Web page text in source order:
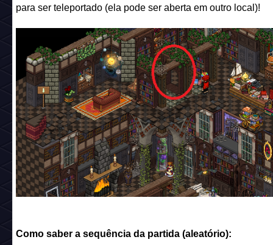
para ser teleportado (ela pode ser aberta em outro local)!
Como saber a sequência da partida (aleatório):